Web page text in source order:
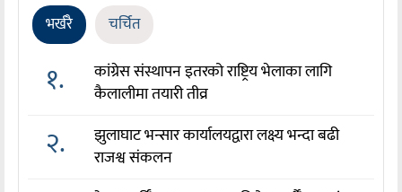
भर्खरै चर्चित
१.
कांग्रेस संस्थापन इतरको राष्ट्रिय भेलाका लागि
कैलालीमा तयारी तीव्र
२.
झुलाघाट भन्सार कार्यालयद्वारा लक्ष्य भन्दा बढी
राजश्व संकलन